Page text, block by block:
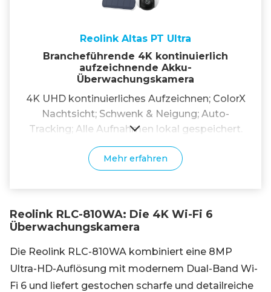
Reolink Altas PT Ultra
Brancheführende 4K kontinuierlich
aufzeichnende Akku-
Überwachungskamera
4K UHD kontinuierliches Aufzeichnen; ColorX
Nachtsicht; Schwenk & Neigung; Auto-
Tracking; Alle Aufnahmen lokal gespeichert.
Mehr erfahren
Reolink RLC-810WA: Die 4K Wi-Fi 6
Überwachungskamera
Die Reolink RLC-810WA kombiniert eine 8MP
Ultra-HD-Auflösung mit modernem Dual-Band Wi-
Fi 6 und liefert gestochen scharfe und detailreiche